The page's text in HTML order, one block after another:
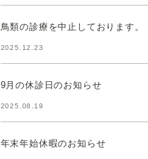
鳥類の診療を中止しております。
2025.12.23
9月の休診日のお知らせ
2025.08.19
年末年始休暇のお知らせ